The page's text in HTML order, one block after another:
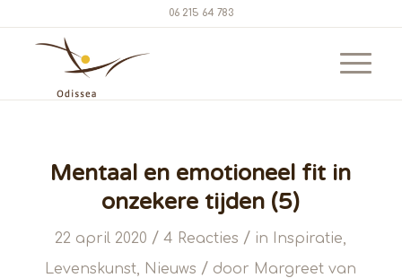
06 215 64 783
Mentaal en emotioneel fit in
onzekere tijden (5)
22 april 2020 / 4 Reacties / in Inspiratie,
Levenskunst, Nieuws / door Margreet van